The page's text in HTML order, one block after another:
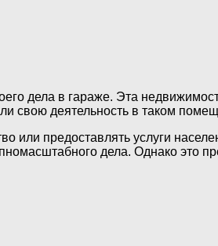
дела в гараже. Эта
свою деятельность в таком
или предоставлять услуги
дела. Однако это